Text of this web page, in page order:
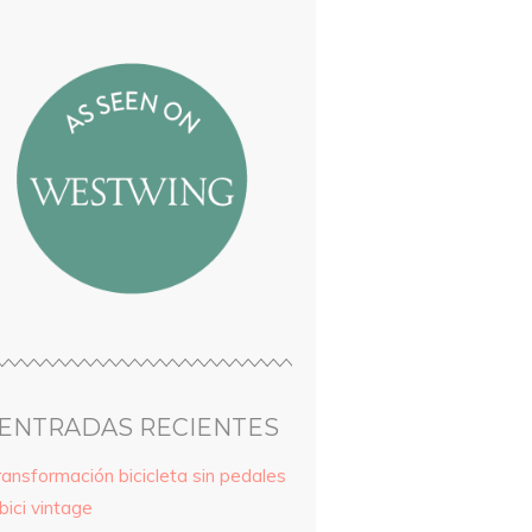
RECIENTES
bicicleta sin pedales
vintage